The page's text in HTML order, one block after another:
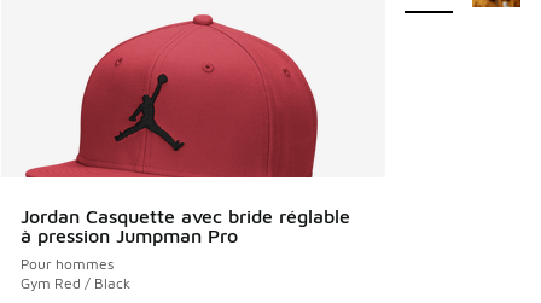
Jordan Casquette avec bride réglable
à pression Jumpman Pro
Pour hommes
Gym Red / Black